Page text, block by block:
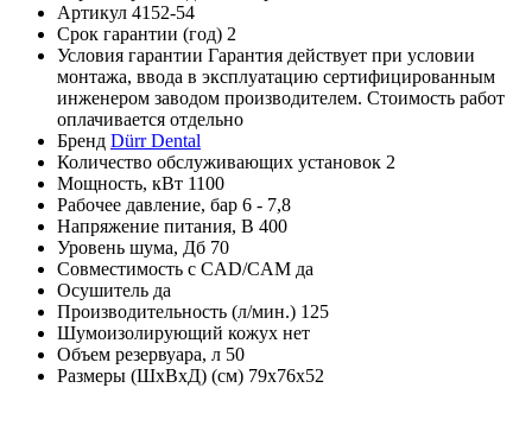
Артикул 4152-54
Срок гарантии (год) 2
Условия гарантии Гарантия действует при условии
монтажа, ввода в эксплуатацию сертифицированным
инженером заводом производителем. Cтоимость работ
оплачивается отдельно
Бренд Dürr Dental
Количество обслуживающих установок 2
Мощность, кВт 1100
Рабочее давление, бар 6 - 7,8
Напряжение питания, В 400
Уровень шума, Дб 70
Совместимость с CAD/CAM да
Осушитель да
Производительность (л/мин.) 125
Шумоизолирующий кожух нет
Объем резервуара, л 50
Размеры (ШхВхД) (см) 79х76х52